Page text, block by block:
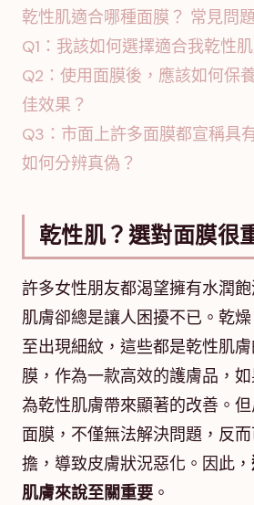
乾性肌適合哪種面膜？ 常見問
Q1：我該如何選擇適合我乾性
Q2：使用面膜後，應該如何保
佳效果？
Q3：市面上許多面膜都宣稱具
如何分辨真偽？
乾性肌？選對面膜很
許多女性朋友都渴望擁有水潤
肌膚卻總是讓人困擾不已。乾
至出現細紋，這些都是乾性肌
膜，作為一款高效的護膚品，
為乾性肌膚帶來顯著的改善。
面膜，不僅無法解決問題，反
擔，導致皮膚狀況惡化。因此，
肌膚來說至關重要 。